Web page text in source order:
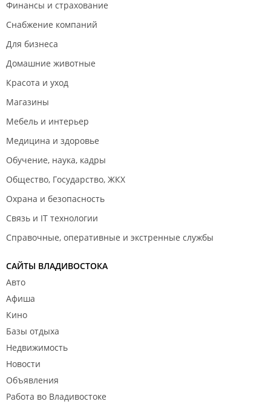
Финансы и страхование
Снабжение компаний
Для бизнеса
Домашние животные
Красота и уход
Магазины
Мебель и интерьер
Медицина и здоровье
Обучение, наука, кадры
Общество, Государство, ЖКХ
Охрана и безопасность
Связь и IT технологии
Справочные, оперативные и экстренные службы
САЙТЫ ВЛАДИВОСТОКА
Авто
Афиша
Кино
Базы отдыха
Недвижимость
Новости
Объявления
Работа во Владивостоке